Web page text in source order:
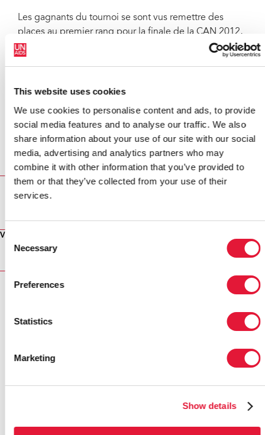
This website uses cookies
We use cookies to personalise content and ads, to provide
social media features and to analyse our traffic. We also
share information about your use of our site with our social
media, advertising and analytics partners who may
combine it with other information that you’ve provided to
them or that they’ve collected from your use of their
services.
Consent
Selection
Necessary
Preferences
Statistics
Marketing
Show details
Les gagnants du tournoi se sont vus remettre des
places au premier rang pour la finale de la CAN 2012,
où le Président du Gabon a révélé une statue
des Nations 2012, la campagne « CAN sans sida » a
atteint plus de 43 000 locaux, dont plus de 1 000 ont
fait un dépistage gratuit du VIH. Avec le soutien de
l'ONUSIDA, la campagne va désormais cibler la
riposte au VIH au Gabon et chaque trimestre de
l'année sera dédié à l'un des « trois zéros ».
MULTIMÉDIA
Voir la vidéo